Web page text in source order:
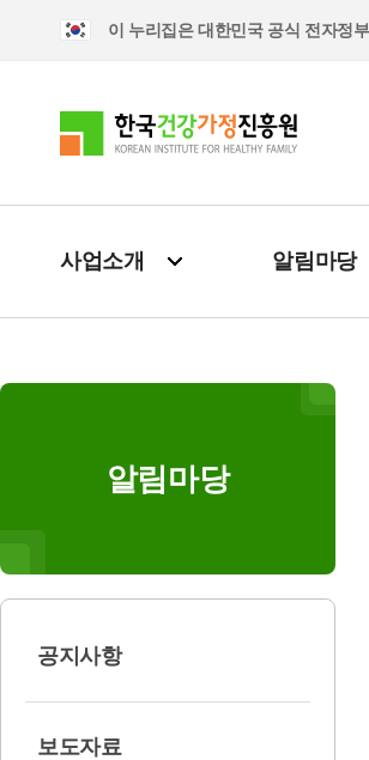
이 누리집은 대한민국 공식 전자정
사업소개 알림마당
알림마당
공지사항
보도자료